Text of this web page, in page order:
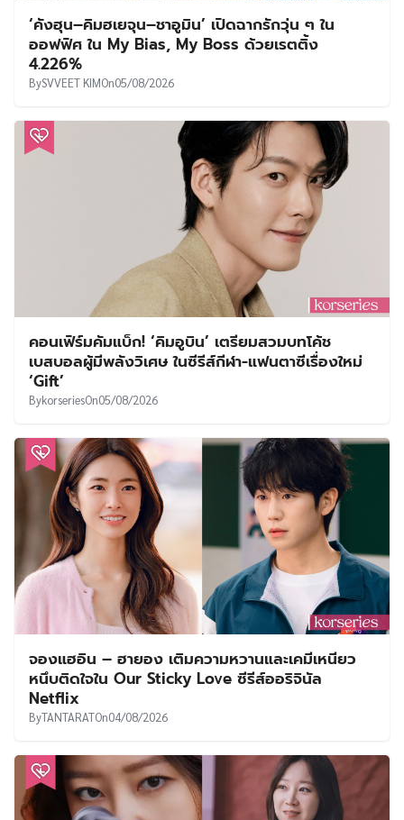
‘คังฮุน–คิมฮเยจุน–ชาอูมิน’ เปิดฉากรักวุ่น ๆ ใน
ออฟฟิศ ใน My Bias, My Boss ด้วยเรตติ้ง
4.226%
BySVVEET KIMOn05/08/2026
คอนเฟิร์มคัมแบ็ก! ‘คิมอูบิน’ เตรียมสวมบทโค้ช
เบสบอลผู้มีพลังวิเศษ ในซีรีส์กีฬา-แฟนตาซีเรื่องใหม่
‘Gift’
BykorseriesOn05/08/2026
จองแฮอิน – ฮายอง เติมความหวานและเคมีเหนียว
หนึบติดใจใน Our Sticky Love ซีรีส์ออริจินัล
Netflix
ByTANTARATOn04/08/2026